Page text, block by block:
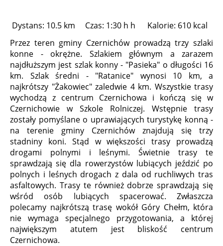
Dystans: 10.5 km Czas: 1:30 h h
Kalorie: 610 kcal
Przez teren gminy Czernichów prowadzą trzy szlaki
konne - okrężne. Szlakiem głównym a zarazem
najdłuższym jest szlak konny - "Pasieka" o długości 16
km. Szlak średni - "Ratanice" wynosi 10 km, a
najkrótszy "Żakowiec" zaledwie 4 km. Wszystkie trasy
wychodzą z centrum Czernichowa i kończą się w
Czernichowie w Szkole Rolniczej. Wstępnie trasy
zostały pomyślane o uprawiających turystykę konną -
na terenie gminy Czernichów znajdują się trzy
stadniny koni. Stąd w większości trasy prowadzą
drogami polnymi i leśnymi. Świetnie trasy te
sprawdzają się dla rowerzystów lubiących jeździć po
polnych i leśnych drogach z dala od ruchliwych tras
asfaltowych. Trasy te również dobrze sprawdzają się
wśród osób lubiących spacerować. Zwłaszcza
polecamy najkrótszą trasę wokół Góry Chełm, która
nie wymaga specjalnego przygotowania, a której
największym atutem jest bliskość centrum
Czernichowa.